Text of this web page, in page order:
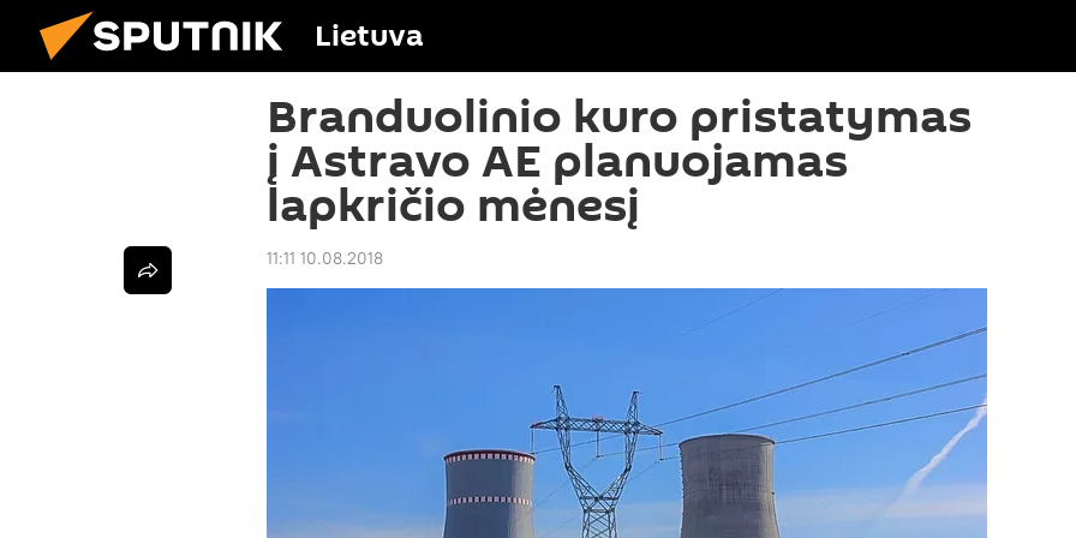
Lietuva
Branduolinio kuro pristatymas
į Astravo AE planuojamas
lapkričio mėnesį
11:11 10.08.2018